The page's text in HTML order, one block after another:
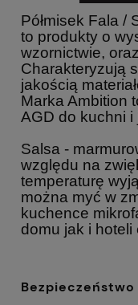
Półmisek Fala /
to produkty o
wzornictwie,
Charakteryzują
jakością
Marka Ambition
AGD do kuchni i
Salsa -
względu na
temperaturę
można myć w
kuchence
domu jak i hoteli
Bezpieczeństwo